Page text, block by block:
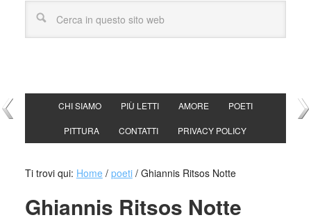
CHI SIAMO PIÙ LETTI AMORE POETI
PITTURA CONTATTI PRIVACY POLICY
Ti trovi qui: Home / poeti /Ghiannis Ritsos Notte
Ghiannis Ritsos Notte